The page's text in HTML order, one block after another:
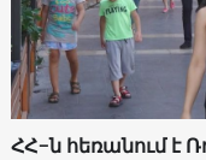
ՀՀ-ն հեռանում է